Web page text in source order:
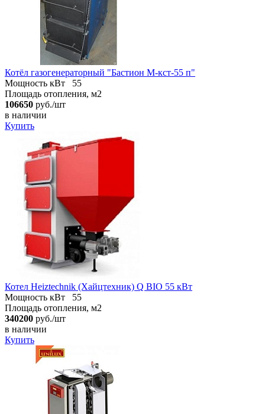
Котёл газогенераторный "Бастион М-кст-55 п"
Мощность кВт
55
Площадь отопления, м2
106650 руб./шт
в наличии
Купить
Котел Heiztechnik (Хайцтехник) Q BIO 55 кВт
Мощность кВт
55
Площадь отопления, м2
340200 руб./шт
в наличии
Купить